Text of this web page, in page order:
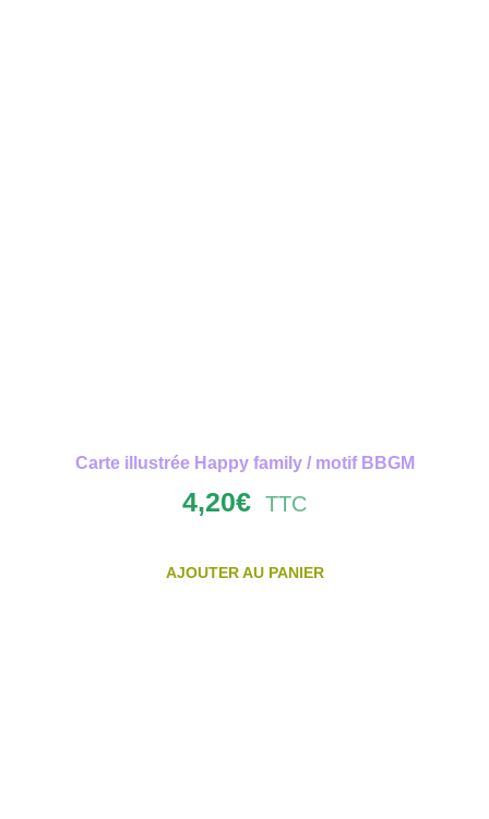
Carte illustrée Happy family / motif BBGM
4,20€ TTC
AJOUTER AU PANIER